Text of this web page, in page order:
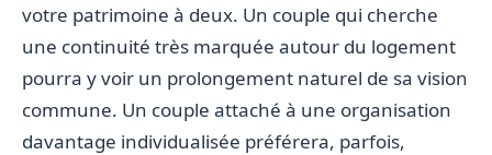
votre patrimoine à deux. Un couple qui cherche
une continuité très marquée autour du logement
pourra y voir un prolongement naturel de sa vision
commune. Un couple attaché à une organisation
davantage individualisée préférera, parfois,